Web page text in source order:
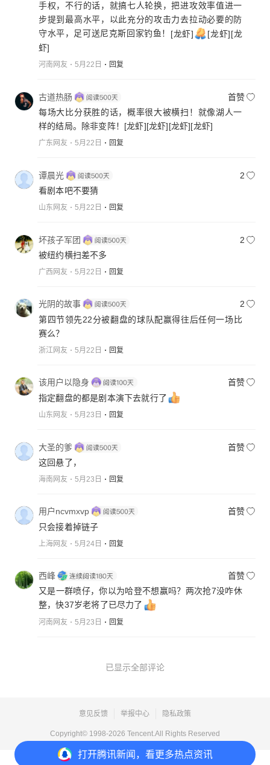
打开腾讯新闻，看更多热点资讯
手权，不行的话，就搞七人轮换，把进攻效率值进一
步提到最高水平，以此充分的攻击力去拉动必要的防
守水平，足可送尼克斯回家钓鱼！ [龙虾] [龙虾][龙
虾]
河南网友 5月22日 回复
古道热肠
首赞
每场大比分获胜的话，概率很大被横扫！就像湖人一
样的结局。除非变阵！ [龙虾][龙虾][龙虾][龙虾]
广东网友 5月22日 回复
谭晨光
2
看剧本吧不要猜
山东网友 5月22日 回复
坏孩子军团
2
被纽约横扫差不多
广西网友 5月22日 回复
光阴的故事
2
第四节领先22分被翻盘的球队配赢得往后任何一场比
赛么？
浙江网友 5月22日 回复
该用户以隐身
首赞
指定翻盘的都是剧本演下去就行了
山东网友 5月23日 回复
大圣的爹
首赞
这回悬了，
海南网友 5月23日 回复
用户ncvmxvp
首赞
只会接着掉链子
上海网友 5月24日 回复
西峰
首赞
又是一群喷仔，你以为哈登不想赢吗？两次抢7没咋休
整，快37岁老将了已尽力了
河南网友 5月23日 回复
已显示全部评论
意见反馈 举报中心 隐私政策
Copyright© 1998-2026 Tencent.All Rights Reserved